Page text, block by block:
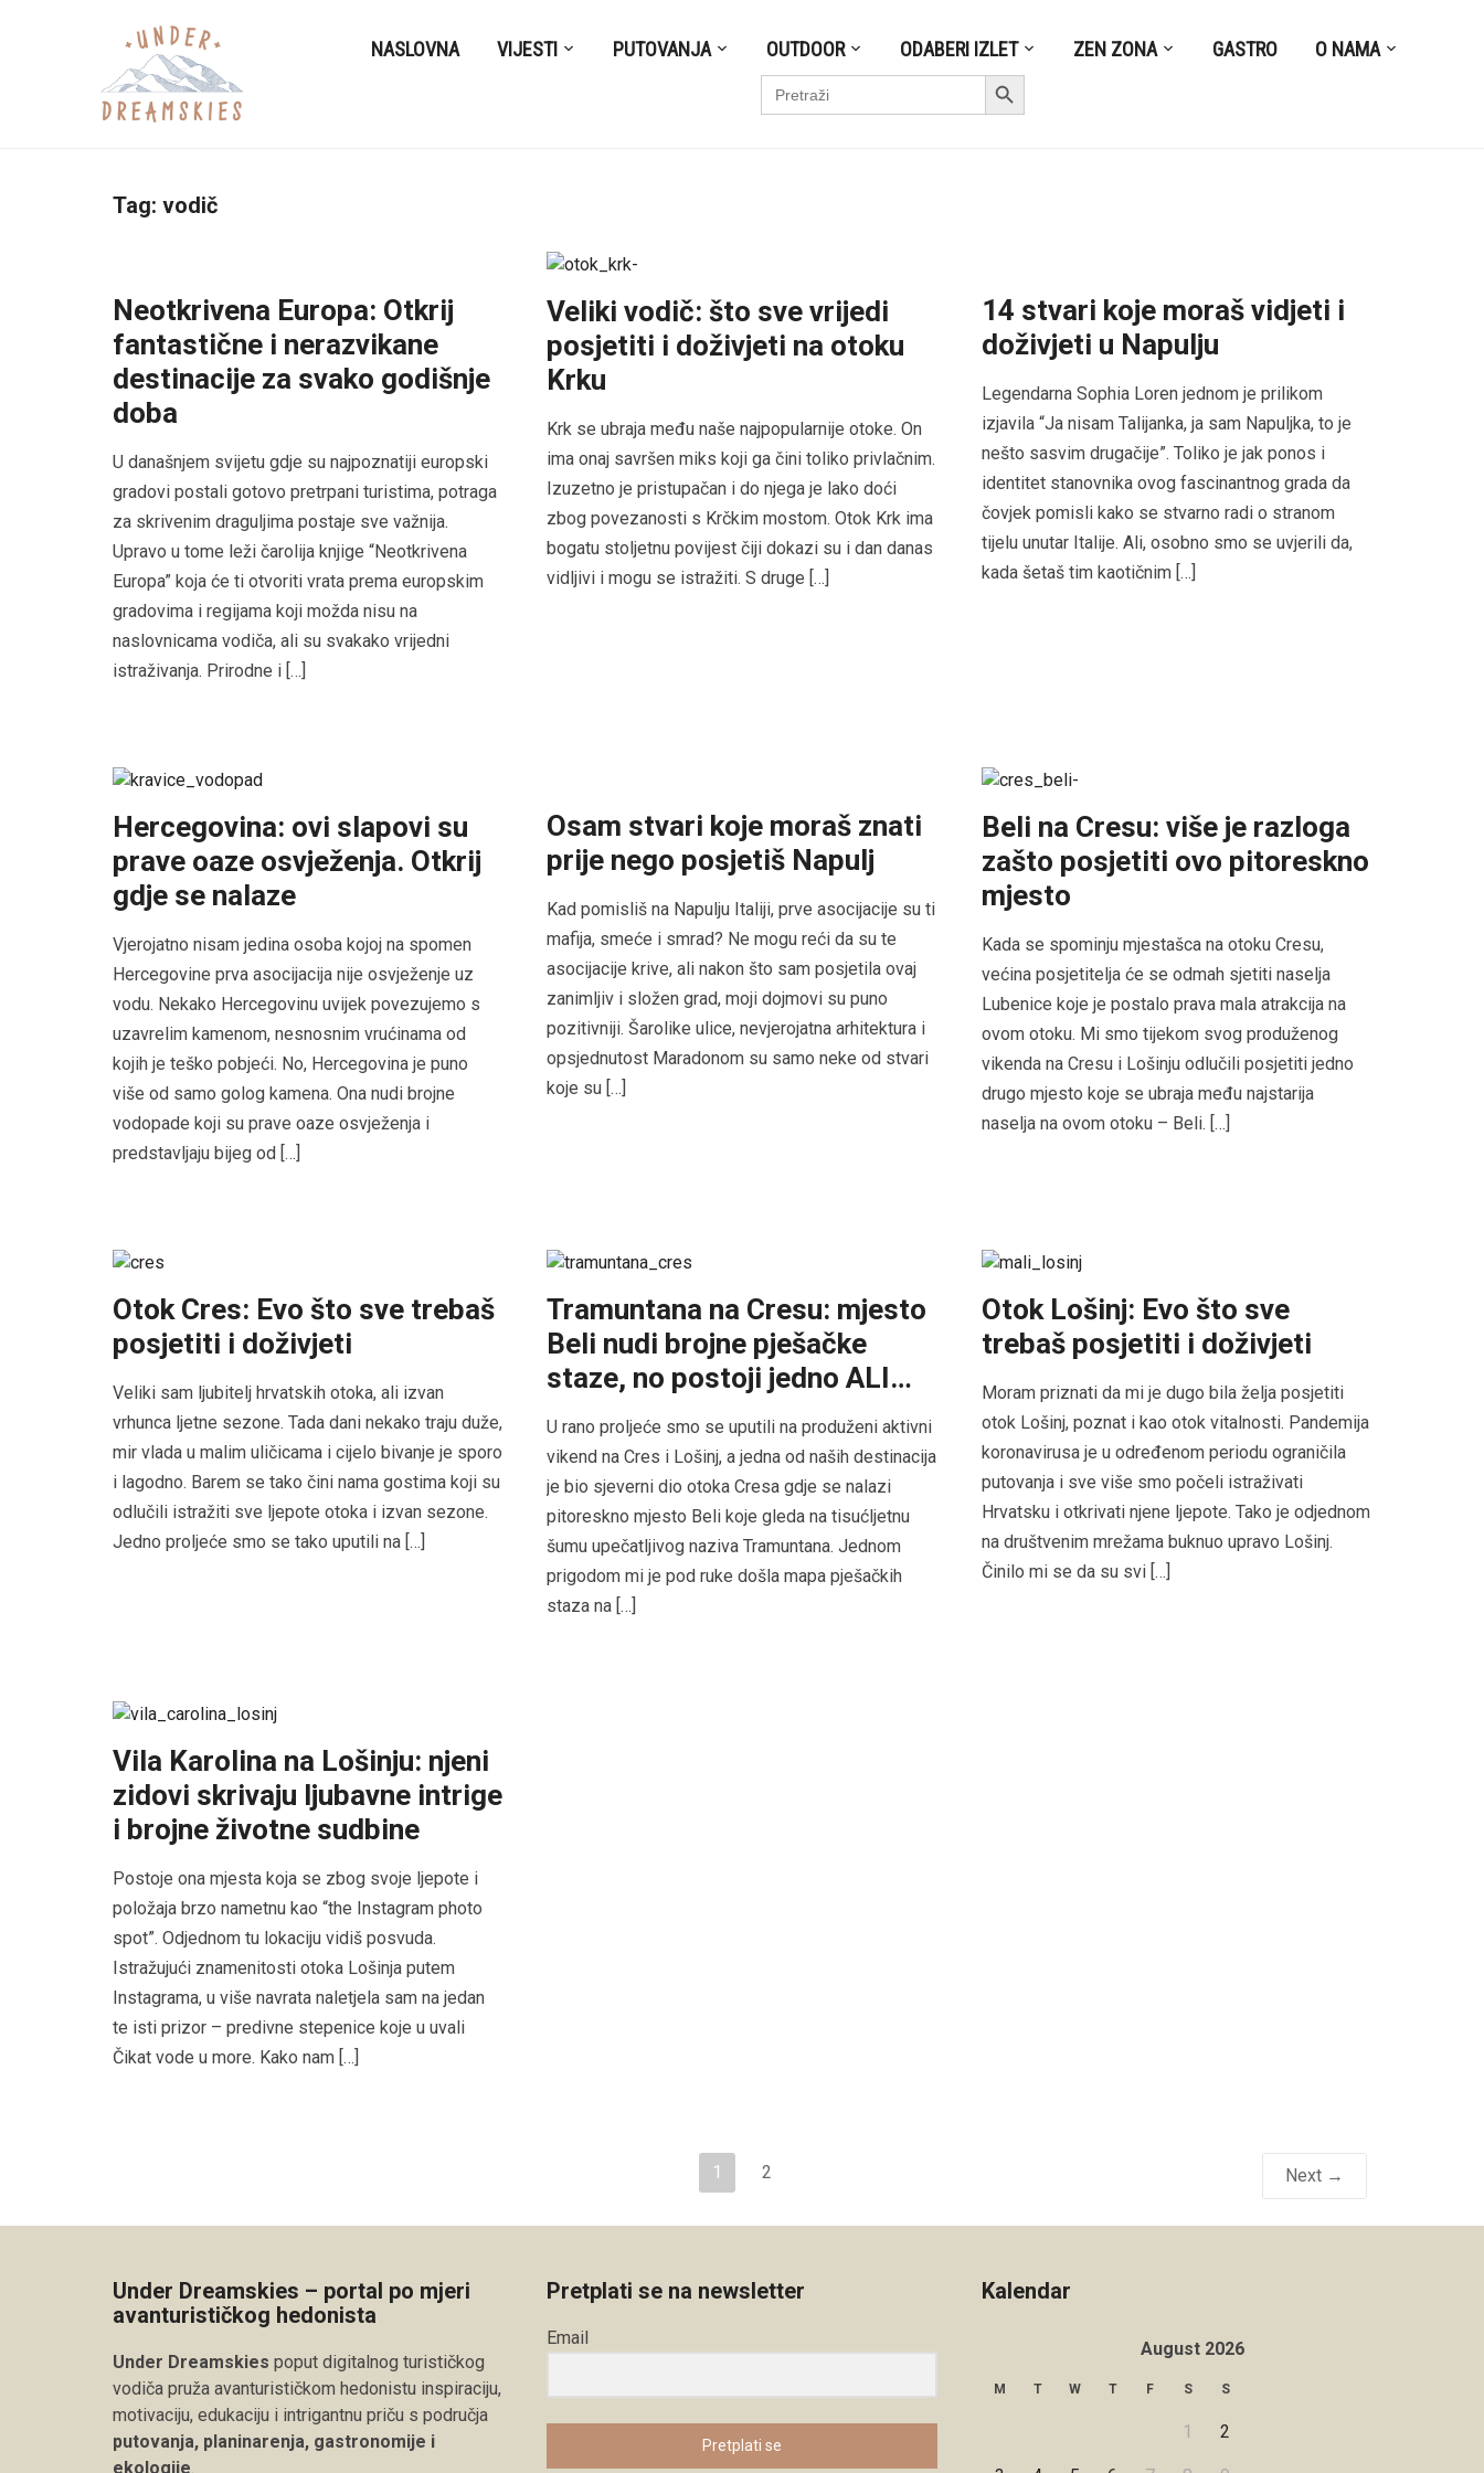
NASLOVNA VIJESTI PUTOVANJA OUTDOOR ODABERI IZLET ZEN ZONA GASTRO O NAMA
Search
for:
Search Button
Tag: vodič
Neotkrivena Europa: Otkrij
fantastične i nerazvikane
destinacije za svako godišnje
doba
U današnjem svijetu gdje su najpoznatiji europski
gradovi postali gotovo pretrpani turistima, potraga
za skrivenim draguljima postaje sve važnija.
Upravo u tome leži čarolija knjige “Neotkrivena
Europa” koja će ti otvoriti vrata prema europskim
gradovima i regijama koji možda nisu na
naslovnicama vodiča, ali su svakako vrijedni
istraživanja. Prirodne i […]
Veliki vodič: što sve vrijedi
posjetiti i doživjeti na otoku
Krku
Krk se ubraja među naše najpopularnije otoke. On
ima onaj savršen miks koji ga čini toliko privlačnim.
Izuzetno je pristupačan i do njega je lako doći
zbog povezanosti s Krčkim mostom. Otok Krk ima
bogatu stoljetnu povijest čiji dokazi su i dan danas
vidljivi i mogu se istražiti. S druge […]
14 stvari koje moraš vidjeti i
doživjeti u Napulju
Legendarna Sophia Loren jednom je prilikom
izjavila “Ja nisam Talijanka, ja sam Napuljka, to je
nešto sasvim drugačije”. Toliko je jak ponos i
identitet stanovnika ovog fascinantnog grada da
čovjek pomisli kako se stvarno radi o stranom
tijelu unutar Italije. Ali, osobno smo se uvjerili da,
kada šetaš tim kaotičnim […]
Hercegovina: ovi slapovi su
prave oaze osvježenja. Otkrij
gdje se nalaze
Vjerojatno nisam jedina osoba kojoj na spomen
Hercegovine prva asocijacija nije osvježenje uz
vodu. Nekako Hercegovinu uvijek povezujemo s
uzavrelim kamenom, nesnosnim vrućinama od
kojih je teško pobjeći. No, Hercegovina je puno
više od samo golog kamena. Ona nudi brojne
vodopade koji su prave oaze osvježenja i
predstavljaju bijeg od […]
Osam stvari koje moraš znati
prije nego posjetiš Napulj
Kad pomisliš na Napulju Italiji, prve asocijacije su ti
mafija, smeće i smrad? Ne mogu reći da su te
asocijacije krive, ali nakon što sam posjetila ovaj
zanimljiv i složen grad, moji dojmovi su puno
pozitivniji. Šarolike ulice, nevjerojatna arhitektura i
opsjednutost Maradonom su samo neke od stvari
koje su […]
Beli na Cresu: više je razloga
zašto posjetiti ovo pitoreskno
mjesto
Kada se spominju mjestašca na otoku Cresu,
većina posjetitelja će se odmah sjetiti naselja
Lubenice koje je postalo prava mala atrakcija na
ovom otoku. Mi smo tijekom svog produženog
vikenda na Cresu i Lošinju odlučili posjetiti jedno
drugo mjesto koje se ubraja među najstarija
naselja na ovom otoku – Beli. […]
Otok Cres: Evo što sve trebaš
posjetiti i doživjeti
Veliki sam ljubitelj hrvatskih otoka, ali izvan
vrhunca ljetne sezone. Tada dani nekako traju duže,
mir vlada u malim uličicama i cijelo bivanje je sporo
i lagodno. Barem se tako čini nama gostima koji su
odlučili istražiti sve ljepote otoka i izvan sezone.
Jedno proljeće smo se tako uputili na […]
Tramuntana na Cresu: mjesto
Beli nudi brojne pješačke
staze, no postoji jedno ALI…
U rano proljeće smo se uputili na produženi aktivni
vikend na Cres i Lošinj, a jedna od naših destinacija
je bio sjeverni dio otoka Cresa gdje se nalazi
pitoreskno mjesto Beli koje gleda na tisućljetnu
šumu upečatljivog naziva Tramuntana. Jednom
prigodom mi je pod ruke došla mapa pješačkih
staza na […]
Otok Lošinj: Evo što sve
trebaš posjetiti i doživjeti
Moram priznati da mi je dugo bila želja posjetiti
otok Lošinj, poznat i kao otok vitalnosti. Pandemija
koronavirusa je u određenom periodu ograničila
putovanja i sve više smo počeli istraživati
Hrvatsku i otkrivati njene ljepote. Tako je odjednom
na društvenim mrežama buknuo upravo Lošinj.
Činilo mi se da su svi […]
Vila Karolina na Lošinju: njeni
zidovi skrivaju ljubavne intrige
i brojne životne sudbine
Postoje ona mjesta koja se zbog svoje ljepote i
položaja brzo nametnu kao “the Instagram photo
spot”. Odjednom tu lokaciju vidiš posvuda.
Istražujući znamenitosti otoka Lošinja putem
Instagrama, u više navrata naletjela sam na jedan
te isti prizor – predivne stepenice koje u uvali
Čikat vode u more. Kako nam […]
1 2 Next →
Under Dreamskies – portal po mjeri
avanturističkog hedonista
Under Dreamskies poput digitalnog turističkog
vodiča pruža avanturističkom hedonistu inspiraciju,
motivaciju, edukaciju i intrigantnu priču s područja
putovanja, planinarenja, gastronomije i
ekologije
Pretplati se na newsletter
Email
Pretplati se
Kalendar
August 2026
M T W T F S S
1 2